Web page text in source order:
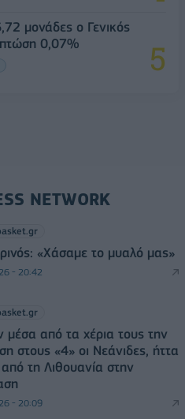
μονάδες ο Γενικός
πτώση 0,07%
NETWORK
«Χάσαμε το μυαλό μας»
- 20:42
μέσα από τα χέρια τους την
στους «4» οι Νεάνιδες, ήττα
τη Λιθουανία στην
- 20:09